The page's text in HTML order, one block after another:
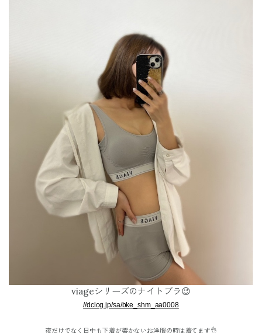
viageシリーズのナイトブラ😉
//dclog.jp/sa/bke_shm_aa0008
夜だけでなく日中も下着が響かないお洋服の時は 着てます👌